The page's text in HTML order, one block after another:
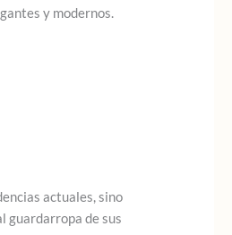
y modernos.
actuales, sino
guardarropa de sus